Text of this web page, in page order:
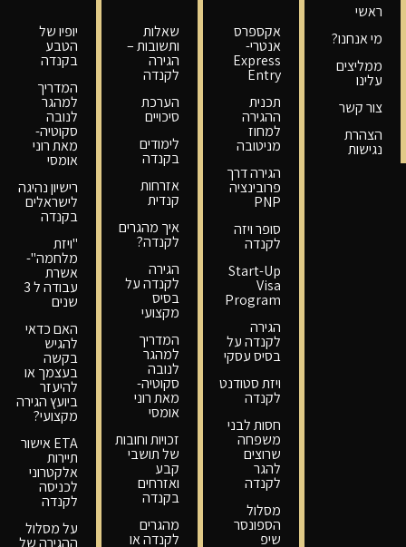
ראשי
מי אנחנו?
ממליצים
עלינו
צור קשר
הצהרת
נגישות
אקספרס
אנטרי-
Express
Entry
תכנית
ההגירה
למחוז
מניטובה
הגירה דרך
פרובינציה
PNP
סופר ויזה
לקנדה
Start-Up
Visa
Program
הגירה
לקנדה על
בסיס עסקי
ויזת סטודנט
לקנדה
חסות לבני
משפחה
שרוצים
להגר
לקנדה
מסלול
הספונסר
שיפ
שאלות
ותשובות –
הגירה
לקנדה
הערכת
סיכויים
לימודים
בקנדה
אזרחות
קנדית
איך מהגרים
לקנדה?
הגירה
לקנדה על
בסיס
מקצועי
המדריך
למהגר
לנובה
סקוטיה-
מאת רוני
אומסי
זכויות וחובות
של תושבי
קבע
ואזרחים
בקנדה
מהגרים
לקנדה או
יופיו של
הטבע
בקנדה
המדריך
למהגר
לנובה
סקוטיה-
מאת רוני
אומסי
רישיון נהיגה
לישראלים
בקנדה
"ויזת
מלחמה"-
אשרת
עבודה ל 3
שנים
האם כדאי
להגיש
בקשה
בעצמך או
להיעזר
ביועץ הגירה
מקצועי?
ETA אישור
תיירות
אלקטרוני
לכניסה
לקנדה
על מסלול
ההגירה של